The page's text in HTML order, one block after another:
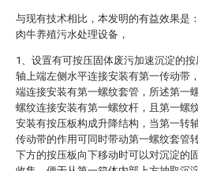
与现有技术相比，本发明的有益效果是
肉牛养殖污水处理设备，
1、设置有可按压固体废污加速沉淀的
轴上端左侧水平连接安装有第一传动带
端连接安装有第一螺纹套管，所述第一
螺纹连接安装有第一螺纹杆，且第一螺
安装有按压板构成升降结构，当第一转
传动带的作用可同时带动第一螺纹套管
下方的按压板向下移动时可以对沉淀的